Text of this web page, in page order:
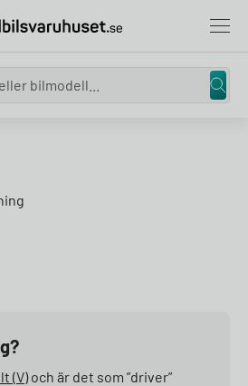
(V)och är det som ”driver”